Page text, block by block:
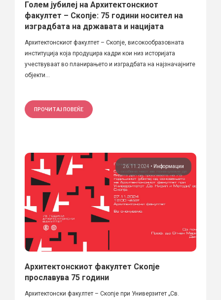
Голем јубилеј на Архитектонскиот
факултет – Скопје: 75 години носител на
изградбата на државата и нацијата
Архитектонскиот факултет – Скопје, високообразовната
институција која продуцира кадри кои низ историјата
учествуваат во планирањето и изградбата на најзначајните
објекти...
ПРОЧИТАЈ ПОВЕЌЕ
26.11.2024 • Информации
Архитектонскиот факултет Скопје
прославува 75 години
Архитектонски факултет – Скопје при Универзитет „Св.